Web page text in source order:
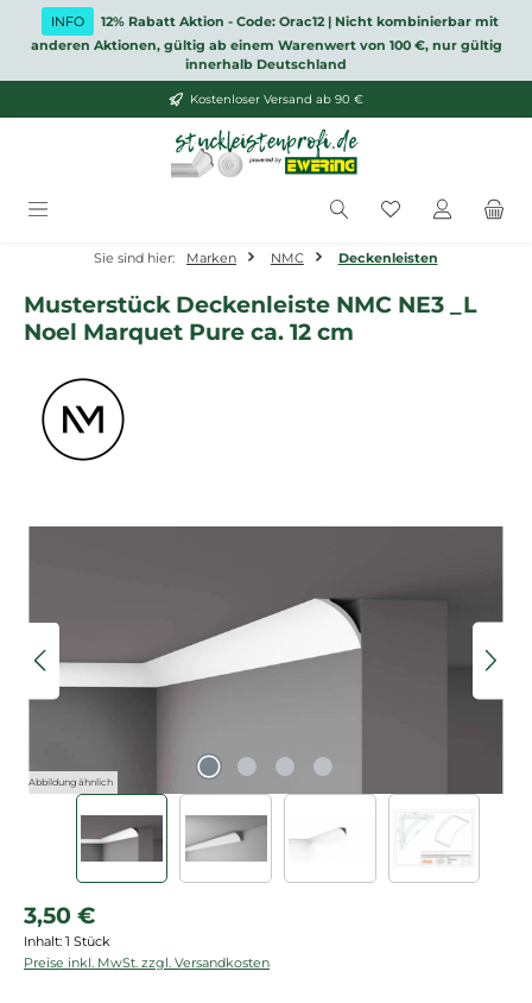
Zum Hauptinhalt springen
INFO
12% Rabatt Aktion - Code: Orac12 | Nicht kombinierbar mit
anderen Aktionen, gültig ab einem Warenwert von 100 €, nur gültig
innerhalb Deutschland
Kostenloser Versand ab 90 €
Du hast 0
Sie sind hier: Marken NMC Deckenleisten
Musterstück Deckenleiste NMC NE3 _L
Noel Marquet Pure ca. 12 cm
Abbildung ähnlich
Regulärer Preis:
3,50 €
Inhalt: 1 Stück
Preise inkl. MwSt. zzgl. Versandkosten